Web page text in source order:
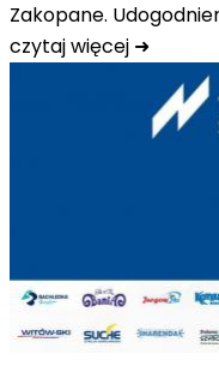
Zakopane.
czytaj więcej ➜